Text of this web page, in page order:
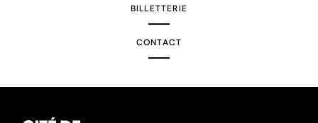
BILLETTERIE
CONTACT